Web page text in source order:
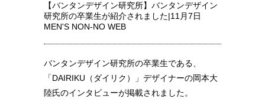
【バンタンデザイン研究所】バンタンデザイン
研究所の卒業生が紹介されました|11月7日
MEN'S NON-NO WEB
バンタンデザイン研究所の卒業生である、
「DAIRIKU（ダイリク）」デザイナーの岡本大
陸氏のインタビューが掲載されました。